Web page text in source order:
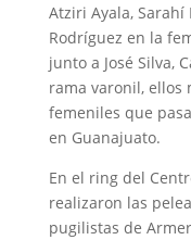
Atziri Ayala, Sarahí
Rodríguez en la
junto a José Silva,
rama varonil, ellos
femeniles que
en Guanajuato.
En el ring del
realizaron las
pugilistas de